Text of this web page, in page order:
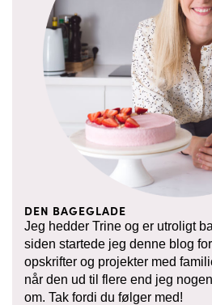
DEN BAGEGLADE
Jeg hedder Trine og er utroligt
siden startede jeg denne blog
opskrifter og projekter med
når den ud til flere end jeg
om. Tak fordi du følger med!